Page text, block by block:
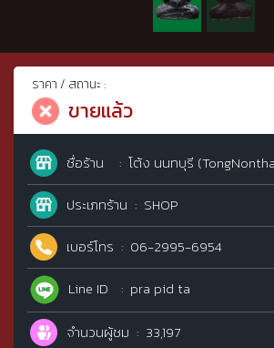
ราคา / สถานะ :
ขายแล้ว
ชื่อร้าน
โต้ง นนทบุรี
ประเภทร้าน
SHOP
เบอร์โทร
06-2995-6954
Line ID
pra pid ta
จำนวนผู้ชม 33,197